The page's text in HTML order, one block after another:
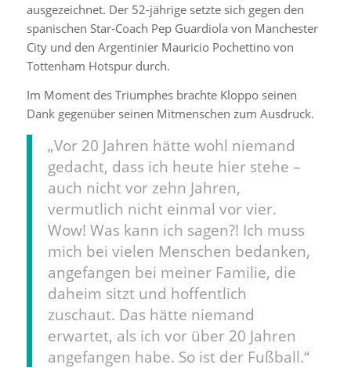
ausgezeichnet. Der 52-jährige setzte sich gegen den
spanischen Star-Coach Pep Guardiola von Manchester
City und den Argentinier Mauricio Pochettino von
Tottenham Hotspur durch.
Im Moment des Triumphes brachte Kloppo seinen
Dank gegenüber seinen Mitmenschen zum Ausdruck.
„Vor 20 Jahren hätte wohl niemand
gedacht, dass ich heute hier stehe –
auch nicht vor zehn Jahren,
vermutlich nicht einmal vor vier.
Wow! Was kann ich sagen?! Ich muss
mich bei vielen Menschen bedanken,
angefangen bei meiner Familie, die
daheim sitzt und hoffentlich
zuschaut. Das hätte niemand
erwartet, als ich vor über 20 Jahren
angefangen habe. So ist der Fußball.“